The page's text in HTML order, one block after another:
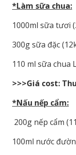
*Làm sữa chua:
1000ml sữa tươi
300g sữa đặc
110 ml sữa chua
>>>Giá cost:
*Nấu nếp cẩm:
200g nếp cẩm
100ml nước